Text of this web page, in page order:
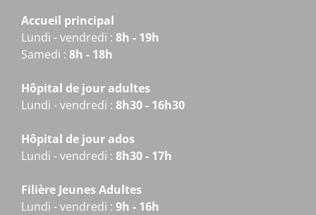
Accueil principal
Lundi - vendredi : 8h - 19h
Samedi : 8h - 18h
Hôpital de jour adultes
Lundi - vendredi : 8h30 - 16h30
Hôpital de jour ados
Lundi - vendredi : 8h30 - 17h
Filière Jeunes Adultes
Lundi - vendredi : 9h - 16h